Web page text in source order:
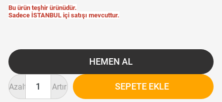
Bu ürün teşhir ürünüdür.
Sadece İSTANBUL içi satışı mevcuttur.
Artır
Azalt